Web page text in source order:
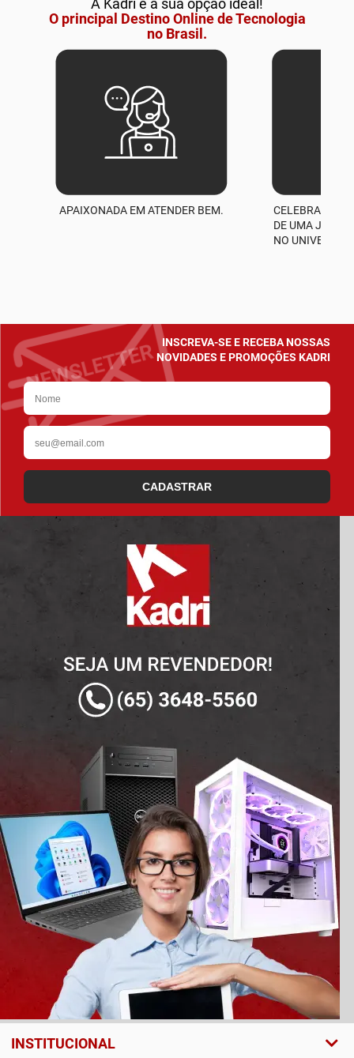
A Kadri é a sua opção ideal!
O principal Destino Online de Tecnologia
no Brasil.
APAIXONADA EM ATENDER BEM.
CELEBRAMOS
DE UMA
NO UNIVERSO
INSCREVA-SE E RECEBA NOSSAS
NOVIDADES E PROMOÇÕES KADRI
CADASTRAR
INSTITUCIONAL